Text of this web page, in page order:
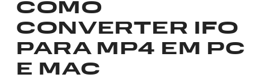
COMO
CONVERTER IFO
PARA MP4 EM PC
E MAC